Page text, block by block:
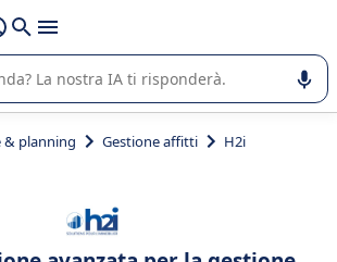
nell'utilizzo o nella scelta di un
vostra azienda.
& planning Gestione affitti H2i